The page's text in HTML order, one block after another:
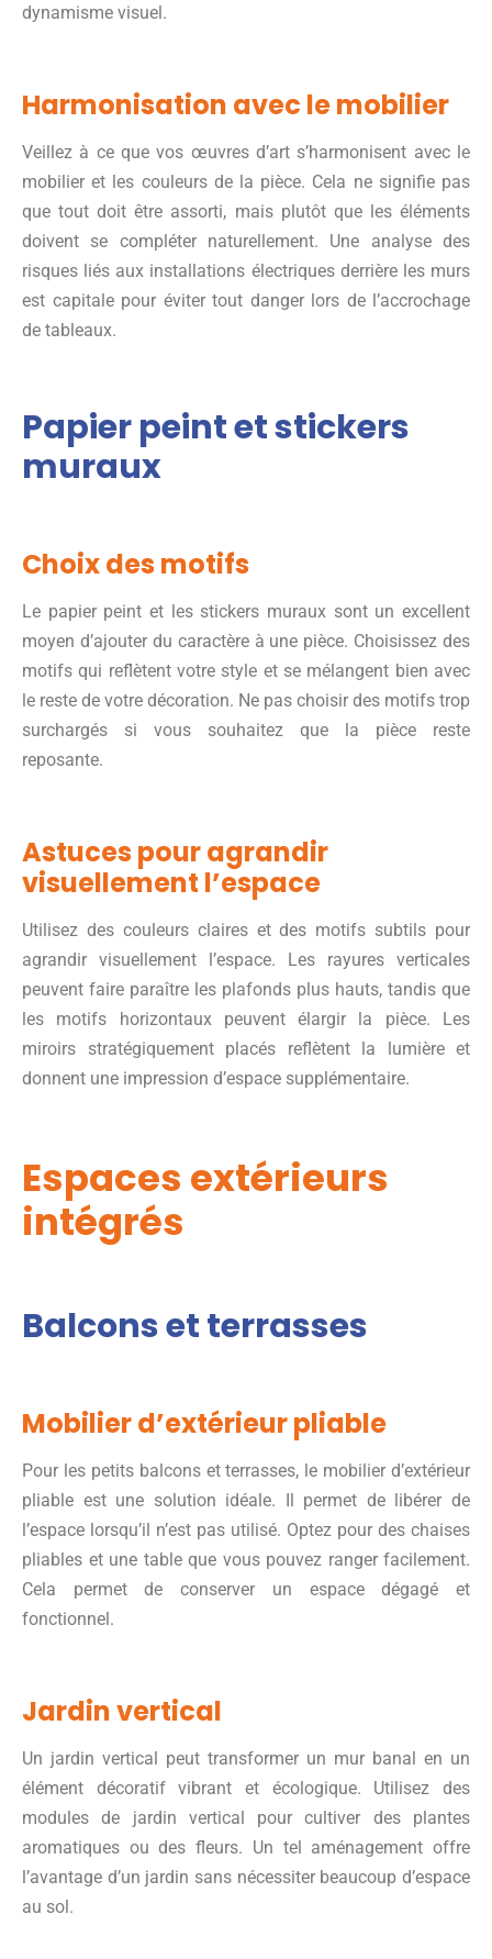
dynamisme visuel.
Harmonisation avec le mobilier
Veillez à ce que vos œuvres d’art s’harmonisent avec le
mobilier et les couleurs de la pièce. Cela ne signifie pas
que tout doit être assorti, mais plutôt que les éléments
doivent se compléter naturellement. Une analyse des
risques liés aux installations électriques derrière les murs
est capitale pour éviter tout danger lors de l’accrochage
de tableaux.
Papier peint et stickers
muraux
Choix des motifs
Le papier peint et les stickers muraux sont un excellent
moyen d’ajouter du caractère à une pièce. Choisissez des
motifs qui reflètent votre style et se mélangent bien avec
le reste de votre décoration. Ne pas choisir des motifs trop
surchargés si vous souhaitez que la pièce reste
reposante.
Astuces pour agrandir
visuellement l’espace
Utilisez des couleurs claires et des motifs subtils pour
agrandir visuellement l’espace. Les rayures verticales
peuvent faire paraître les plafonds plus hauts, tandis que
les motifs horizontaux peuvent élargir la pièce. Les
miroirs stratégiquement placés reflètent la lumière et
donnent une impression d’espace supplémentaire.
Espaces extérieurs
intégrés
Balcons et terrasses
Mobilier d’extérieur pliable
Pour les petits balcons et terrasses, le mobilier d’extérieur
pliable est une solution idéale. Il permet de libérer de
l’espace lorsqu’il n’est pas utilisé. Optez pour des chaises
pliables et une table que vous pouvez ranger facilement.
Cela permet de conserver un espace dégagé et
fonctionnel.
Jardin vertical
Un jardin vertical peut transformer un mur banal en un
élément décoratif vibrant et écologique. Utilisez des
modules de jardin vertical pour cultiver des plantes
aromatiques ou des fleurs. Un tel aménagement offre
l’avantage d’un jardin sans nécessiter beaucoup d’espace
au sol.